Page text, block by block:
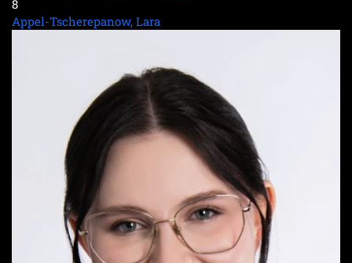
8
Appel-Tscherepanow, Lara